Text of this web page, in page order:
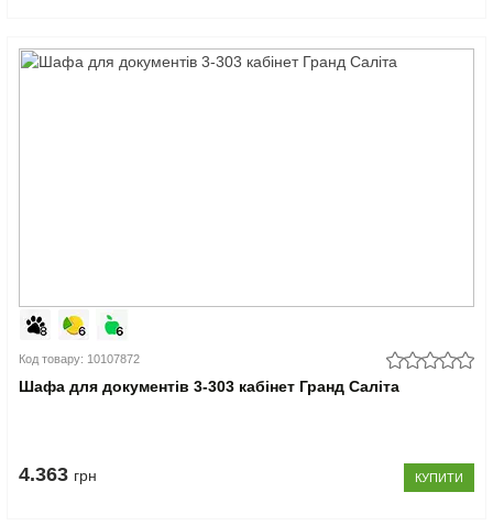
Код товару: 10107872
Шафа для документів 3-303 кабінет Гранд Саліта
4.363 грн КУПИТИ